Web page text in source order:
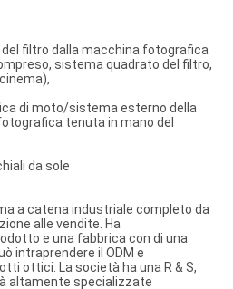
filtro dalla macchina fotografica
sistema quadrato del filtro,
di moto/sistema esterno della
tenuta in mano del
da sole
a catena industriale completo da
alle vendite. Ha
e una fabbrica con di una
intraprendere il ODM e
ottici. La società ha una R & S,
altamente specializzate